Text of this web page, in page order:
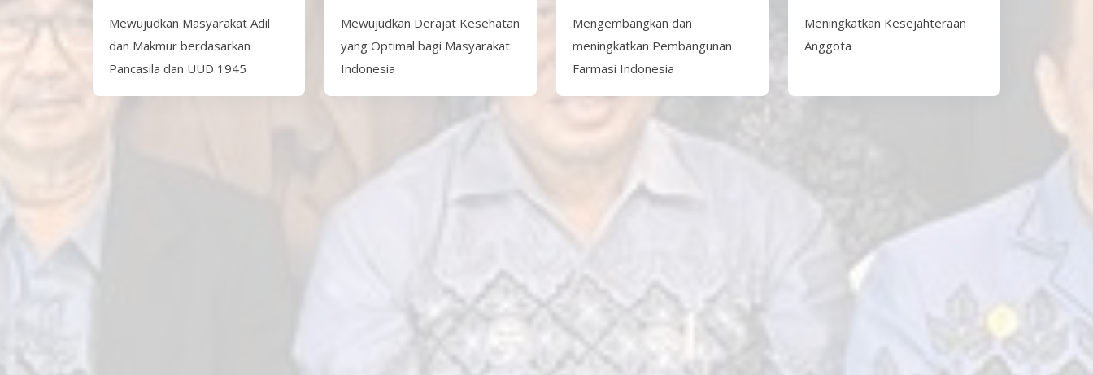
Mewujudkan Masyarakat Adil
dan Makmur berdasarkan
Pancasila dan UUD 1945
Mewujudkan Derajat Kesehatan
yang Optimal bagi Masyarakat
Indonesia
Mengembangkan dan
meningkatkan Pembangunan
Farmasi Indonesia
Meningkatkan Kesejahteraan
Anggota